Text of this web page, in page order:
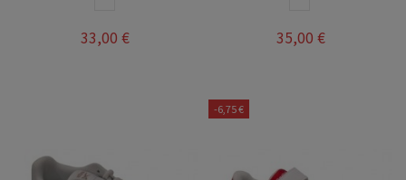
33,00 € 35,00 €
-6,75 €